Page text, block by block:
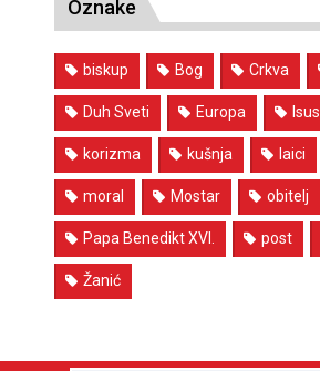
Oznake
biskup Bog Crkva
Duh Sveti Europa Isus
korizma kušnja laici
moral Mostar obitelj
Papa Benedikt XVI. post
Žanić